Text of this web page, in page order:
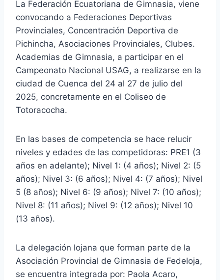
La Federación Ecuatoriana de Gimnasia, viene
convocando a Federaciones Deportivas
Provinciales, Concentración Deportiva de
Pichincha, Asociaciones Provinciales, Clubes.
Academias de Gimnasia, a participar en el
Campeonato Nacional USAG, a realizarse en la
ciudad de Cuenca del 24 al 27 de julio del
2025, concretamente en el Coliseo de
Totoracocha.
En las bases de competencia se hace relucir
niveles y edades de las competidoras: PRE1 (3
años en adelante); Nivel 1: (4 años); Nivel 2: (5
años); Nivel 3: (6 años); Nivel 4: (7 años); Nivel
5 (8 años); Nivel 6: (9 años); Nivel 7: (10 años);
Nivel 8: (11 años); Nivel 9: (12 años); Nivel 10
(13 años).
La delegación lojana que forman parte de la
Asociación Provincial de Gimnasia de Fedeloja,
se encuentra integrada por: Paola Acaro,